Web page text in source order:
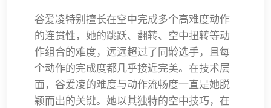
谷爱凌特别擅长在空中完成多个高难度动作
的连贯性，她的跳跃、翻转、空中扭转等动
作组合的难度，远远超过了同龄选手，且每
个动作的完成度都几乎接近完美。在技术层
面，谷爱凌的难度与动作流畅度一直是她脱
颖而出的关键。她以其独特的空中技巧，在